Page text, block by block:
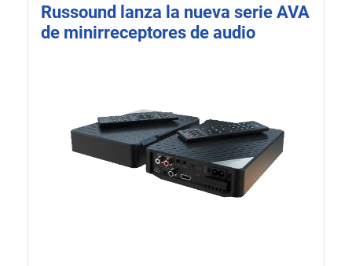
Russound lanza la nueva serie AVA
de minirreceptores de audio